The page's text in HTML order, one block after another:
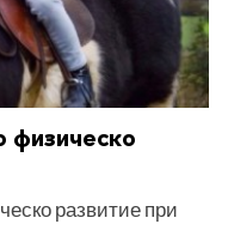
физическо
развитие при